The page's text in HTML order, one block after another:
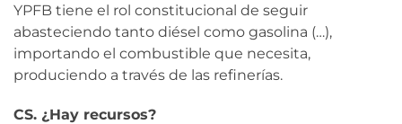
YPFB tiene el rol constitucional de seguir
abasteciendo tanto diésel como gasolina (…),
importando el combustible que necesita,
produciendo a través de las refinerías.
CS. ¿Hay recursos?